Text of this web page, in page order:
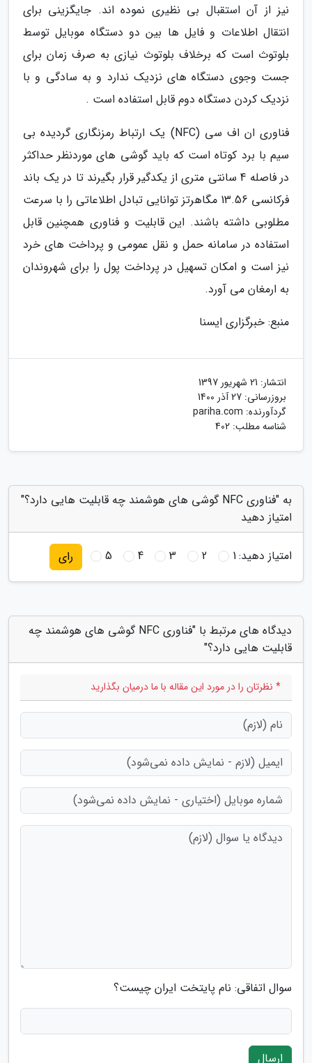
نیز از آن استقبال بی نظیری نموده اند. جایگزینی برای
انتقال اطلاعات و فایل ها بین دو دستگاه موبایل توسط
بلوتوث است که برخلاف بلوتوث نیازی به صرف زمان برای
جست وجوی دستگاه های نزدیک ندارد و به سادگی و با
نزدیک کردن دستگاه دوم قابل استفاده است .
فناوری ان اف سی (NFC) یک ارتباط رمزنگاری گردیده بی
سیم با برد کوتاه است که باید گوشی های موردنظر حداکثر
در فاصله 4 سانتی متری از یکدگیر قرار بگیرند تا در یک باند
فرکانسی 13.56 مگاهرتز توانایی تبادل اطلاعاتی را با سرعت
مطلوبی داشته باشند. این قابلیت و فناوری همچنین قابل
استفاده در سامانه حمل و نقل عمومی و پرداخت های خرد
نیز است و امکان تسهیل در پرداخت پول را برای شهروندان
به ارمغان می آورد.
منبع: خبرگزاری ایسنا
انتشار: 21 شهریور 1397
بروزرسانی: 27 آذر 1400
گردآورنده: pariha.com
شناسه مطلب: 402
به "فناوری NFC گوشی های هوشمند چه قابلیت هایی دارد؟"
امتیاز دهید
امتیاز دهید:1
2
3
4
5 رای
دیدگاه های مرتبط با "فناوری NFC گوشی های هوشمند چه
قابلیت هایی دارد؟"
* نظرتان را در مورد این مقاله با ما درمیان بگذارید
سوال اتفاقی: نام پایتخت ایران چیست؟
ارسال